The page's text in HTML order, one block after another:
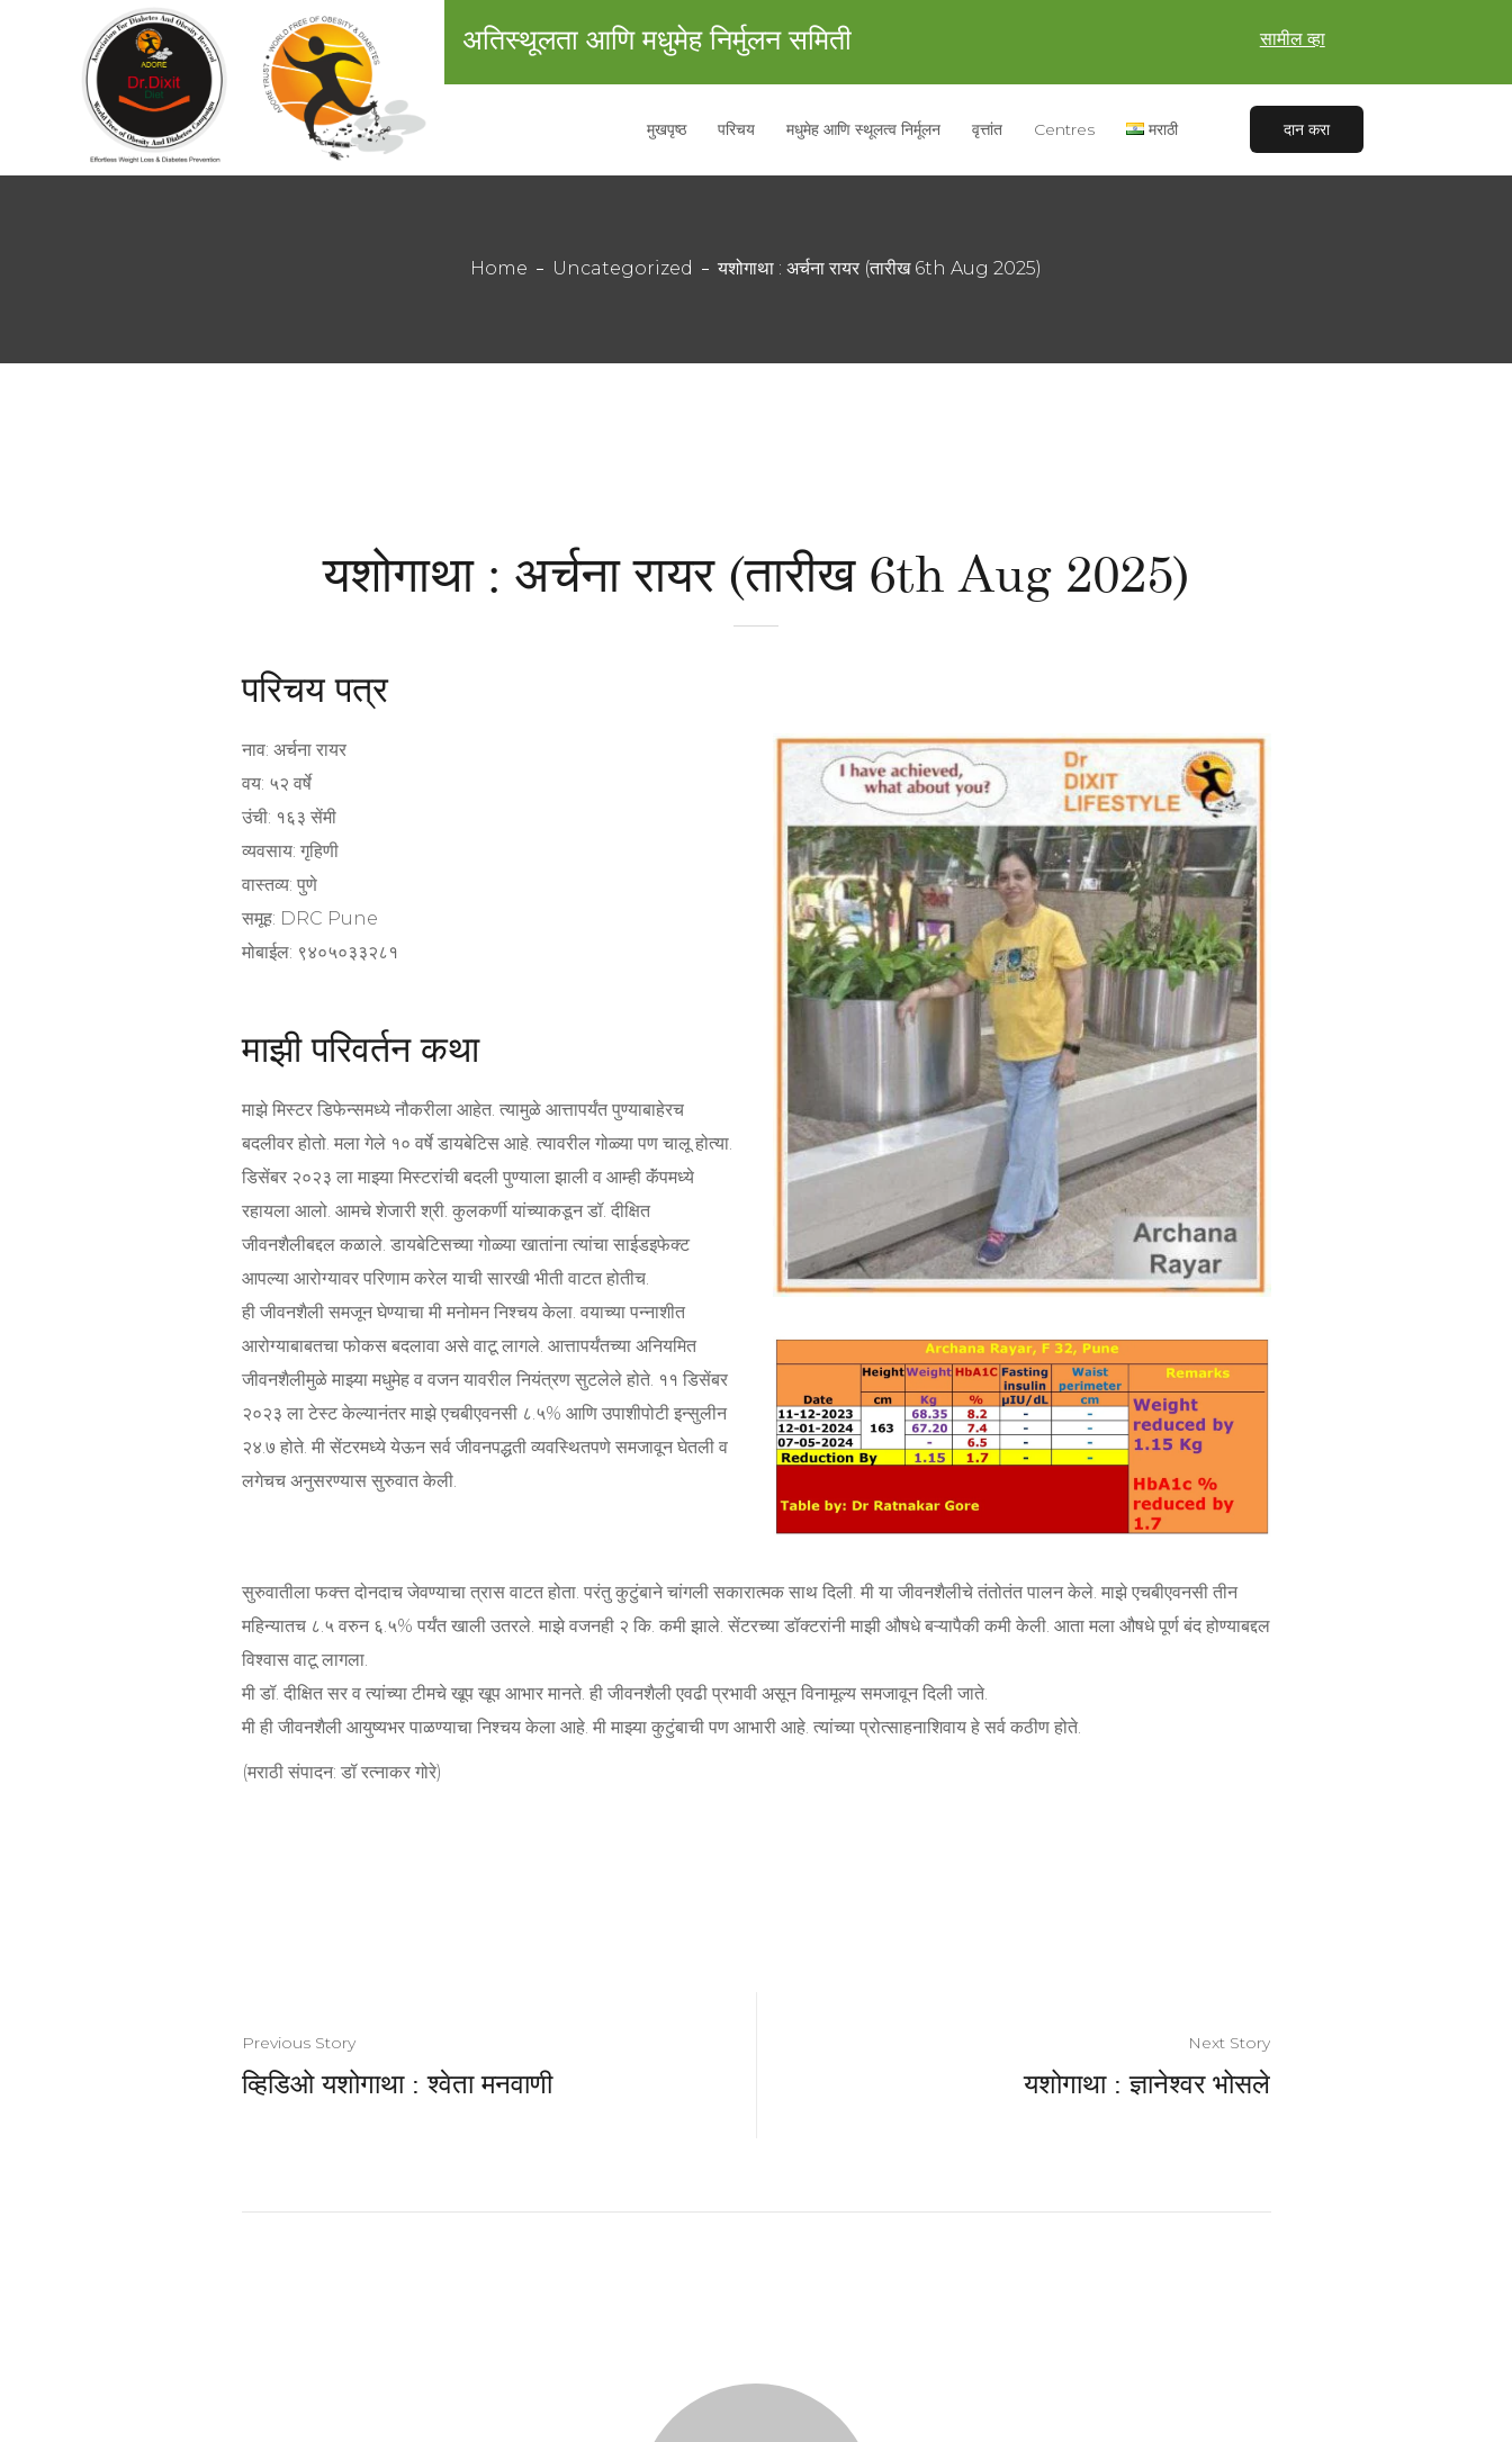
अतिस्थूलता आणि मधुमेह निर्मुलन समिती सामील व्हा
मुखपृष्ठ परिचय मधुमेह आणि स्थूलत्व निर्मूलन वृत्तांत Centres मराठी दान करा
Home Uncategorized यशोगाथा : अर्चना रायर (तारीख 6th Aug 2025)
यशोगाथा : अर्चना रायर (तारीख 6th Aug 2025)
परिचय पत्र
नाव: अर्चना रायर
वय: ५२ वर्षे
उंची: १६३ सेंमी
व्यवसाय: गृहिणी
वास्तव्य: पुणे
समूह: DRC Pune
मोबाईल: ९४०५०३३२८१
माझी परिवर्तन कथा
माझे मिस्टर डिफेन्समध्ये नौकरीला आहेत. त्यामुळे आत्तापर्यंत पुण्याबाहेरच
बदलीवर होतो. मला गेले १० वर्षे डायबेटिस आहे. त्यावरील गोळ्या पण चालू होत्या.
डिसेंबर २०२३ ला माझ्या मिस्टरांची बदली पुण्याला झाली व आम्ही कॅंपमध्ये
रहायला आलो. आमचे शेजारी श्री. कुलकर्णी यांच्याकडून डॉ. दीक्षित
जीवनशैलीबद्दल कळाले. डायबेटिसच्या गोळ्या खातांना त्यांचा साईडइफेक्ट
आपल्या आरोग्यावर परिणाम करेल याची सारखी भीती वाटत होतीच.
ही जीवनशैली समजून घेण्याचा मी मनोमन निश्चय केला. वयाच्या पन्नाशीत
आरोग्याबाबतचा फोकस बदलावा असे वाटू लागले. आत्तापर्यंतच्या अनियमित
जीवनशैलीमुळे माझ्या मधुमेह व वजन यावरील नियंत्रण सुटलेले होते. ११ डिसेंबर
२०२३ ला टेस्ट केल्यानंतर माझे एचबीएवनसी ८.५% आणि उपाशीपोटी इन्सुलीन
२४.७ होते. मी सेंटरमध्ये येऊन सर्व जीवनपद्धती व्यवस्थितपणे समजावून घेतली व
लगेचच अनुसरण्यास सुरुवात केली.
सुरुवातीला फक्त्त दोनदाच जेवण्याचा त्रास वाटत होता. परंतु कुटुंबाने चांगली सकारात्मक साथ दिली. मी या जीवनशैलीचे तंतोतंत पालन केले. माझे एचबीएवनसी तीन
महिन्यातच ८.५ वरुन ६.५% पर्यंत खाली उतरले. माझे वजनही २ कि. कमी झाले. सेंटरच्या डॉक्टरांनी माझी औषधे बऱ्यापैकी कमी केली. आता मला औषधे पूर्ण बंद होण्याबद्दल
विश्वास वाटू लागला.
मी डॉ. दीक्षित सर व त्यांच्या टीमचे खूप खूप आभार मानते. ही जीवनशैली एवढी प्रभावी असून विनामूल्य समजावून दिली जाते.
मी ही जीवनशैली आयुष्यभर पाळण्याचा निश्चय केला आहे. मी माझ्या कुटुंबाची पण आभारी आहे. त्यांच्या प्रोत्साहनाशिवाय हे सर्व कठीण होते.
(मराठी संपादन: डॉ रत्नाकर गोरे)
Previous Story
व्हिडिओ यशोगाथा : श्वेता मनवाणी
Next Story
यशोगाथा : ज्ञानेश्वर भोसले